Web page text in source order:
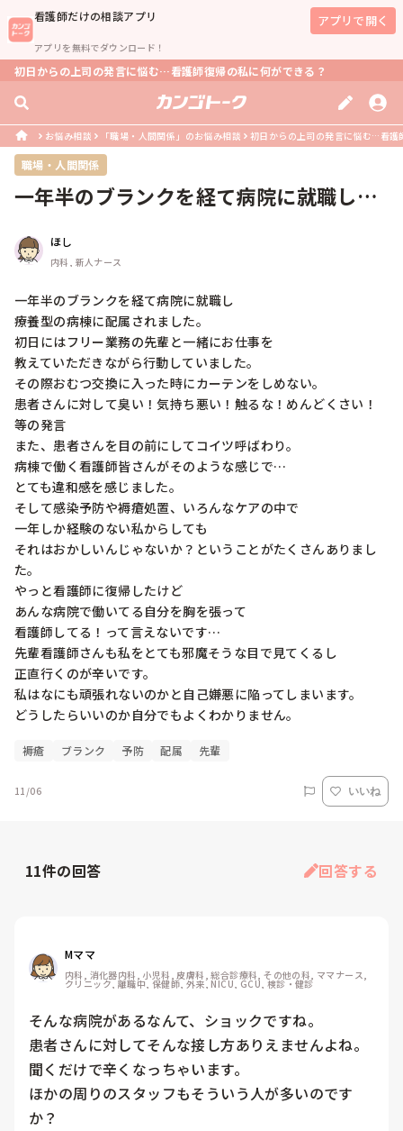
看護師だけの相談アプリ
アプリを無料でダウンロード！
アプリで開く
初日からの上司の発言に悩む…看護師復帰の私に何ができる？
お悩み相談 「職場・人間関係」のお悩み相談 初日からの上司の発言に悩む…看護
職場・人間関係
一年半のブランクを経て病院に就職し療
ほし
内科, 新人ナース
一年半のブランクを経て病院に就職し
療養型の病棟に配属されました。
初日にはフリー業務の先輩と一緒にお仕事を
教えていただきながら行動していました。
その際おむつ交換に入った時にカーテンをしめない。
患者さんに対して臭い！気持ち悪い！触るな！めんどくさい！
等の発言
また、患者さんを目の前にしてコイツ呼ばわり。
病棟で働く看護師皆さんがそのような感じで…
とても違和感を感じました。
そして感染予防や褥瘡処置、いろんなケアの中で
一年しか経験のない私からしても
それはおかしいんじゃないか？ということがたくさんありまし
た。
やっと看護師に復帰したけど
あんな病院で働いてる自分を胸を張って
看護師してる！って言えないです…
先輩看護師さんも私をとても邪魔そうな目で見てくるし
正直行くのが辛いです。
私はなにも頑張れないのかと自己嫌悪に陥ってしまいます。
どうしたらいいのか自分でもよくわかりません。
褥瘡 ブランク 予防 配属 先輩
11/06 いいね
11件の回答 回答する
Mママ
内科, 消化器内科, 小児科, 皮膚科, 総合診療科, その他の科, ママナース,
クリニック, 離職中, 保健師, 外来, NICU, GCU, 検診・健診
そんな病院があるなんて、ショックですね。
患者さんに対してそんな接し方ありえませんよね。
聞くだけで辛くなっちゃいます。
ほかの周りのスタッフもそういう人が多いのです
か？